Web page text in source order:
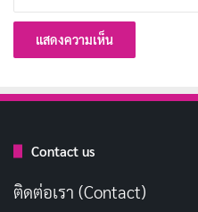
Richters นักแสดงสูง 7 ฟุต 2
แฟนๆ รอคอย และมันก็คุ้มค่
Contact us
ติดต่อเรา (Contact)